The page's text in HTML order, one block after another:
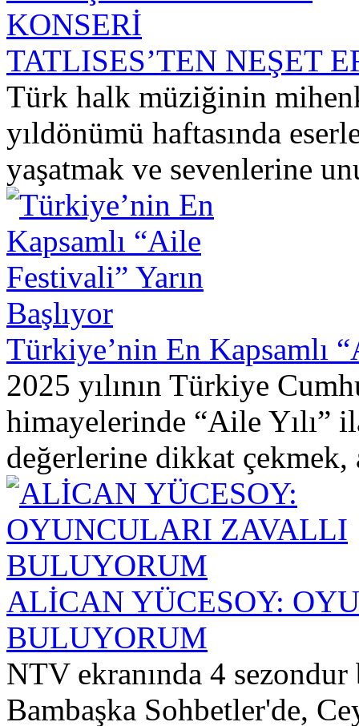
TATLISES’TEN NEŞET
Türk halk müziğinin
yıldönümü haftasında
yaşatmak ve sevenlerine
Türkiye’nin En Kapsamlı
2025 yılının Türkiye
himayelerinde “Aile Yılı”
değerlerine dikkat
ALİCAN YÜCESOY:
BULUYORUM
NTV ekranında 4
Bambaşka Sohbetler'de,